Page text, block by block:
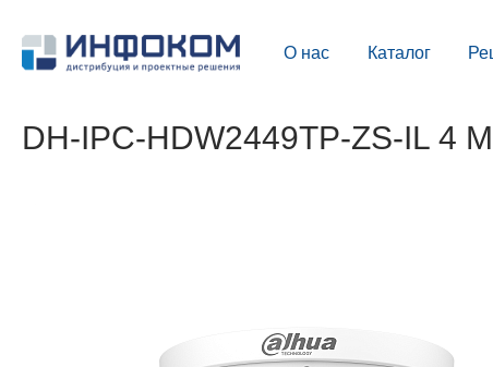
О нас Каталог
DH-IPC-HDW2449TP-ZS-IL 4